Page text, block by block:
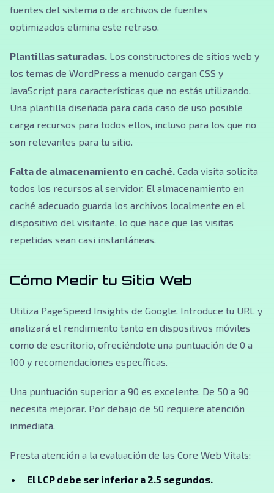
fuentes del sistema o de archivos de fuentes
optimizados elimina este retraso.
Plantillas saturadas. Los constructores de sitios web y
los temas de WordPress a menudo cargan CSS y
JavaScript para características que no estás utilizando.
Una plantilla diseñada para cada caso de uso posible
carga recursos para todos ellos, incluso para los que no
son relevantes para tu sitio.
Falta de almacenamiento en caché. Cada visita solicita
todos los recursos al servidor. El almacenamiento en
caché adecuado guarda los archivos localmente en el
dispositivo del visitante, lo que hace que las visitas
repetidas sean casi instantáneas.
Cómo Medir tu Sitio Web
Utiliza PageSpeed Insights de Google. Introduce tu URL y
analizará el rendimiento tanto en dispositivos móviles
como de escritorio, ofreciéndote una puntuación de 0 a
100 y recomendaciones específicas.
Una puntuación superior a 90 es excelente. De 50 a 90
necesita mejorar. Por debajo de 50 requiere atención
inmediata.
Presta atención a la evaluación de las Core Web Vitals:
El LCP debe ser inferior a 2.5 segundos.